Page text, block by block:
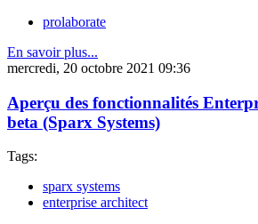
prolaborate
En savoir plus...
mercredi, 20 octobre 2021 09:36
Aperçu des fonctionnalités
beta (Sparx Systems)
Tags:
sparx systems
enterprise architect